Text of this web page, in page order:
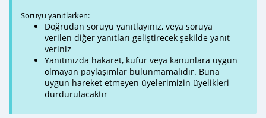
Soruyu yanıtlarken:
Doğrudan soruyu yanıtlayınız, veya soruya
verilen diğer yanıtları geliştirecek şekilde yanıt
veriniz
Yanıtınızda hakaret, küfür veya kanunlara uygun
olmayan paylaşımlar bulunmamalıdır. Buna
uygun hareket etmeyen üyelerimizin üyelikleri
durdurulacaktır